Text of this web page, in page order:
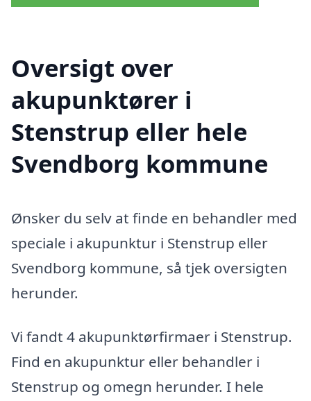
Oversigt over
akupunktører i
Stenstrup eller hele
Svendborg kommune
Ønsker du selv at finde en behandler med
speciale i akupunktur i Stenstrup eller
Svendborg kommune, så tjek oversigten
herunder.
Vi fandt 4 akupunktørfirmaer i Stenstrup.
Find en akupunktur eller behandler i
Stenstrup og omegn herunder. I hele